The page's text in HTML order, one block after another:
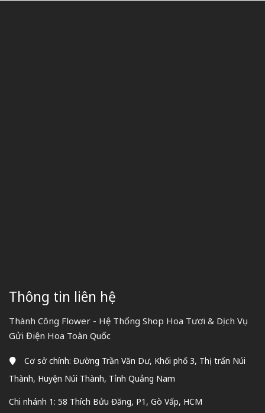
Thông tin liên hệ
Thành Công Flower - Hệ Thống Shop Hoa Tươi & Dịch Vụ
Gửi Điện Hoa Toàn Quốc
Cơ sở chính: Đường Trần Văn Dư, Khối phố 3, Thị trấn Núi
Thành, Huyện Núi Thành, Tỉnh Quảng Nam
Chi nhánh 1: 58 Thích Bửu Đăng, P1, Gò Vấp, HCM